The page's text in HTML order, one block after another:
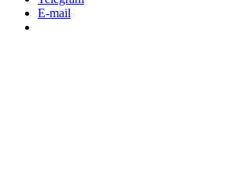
E-mail